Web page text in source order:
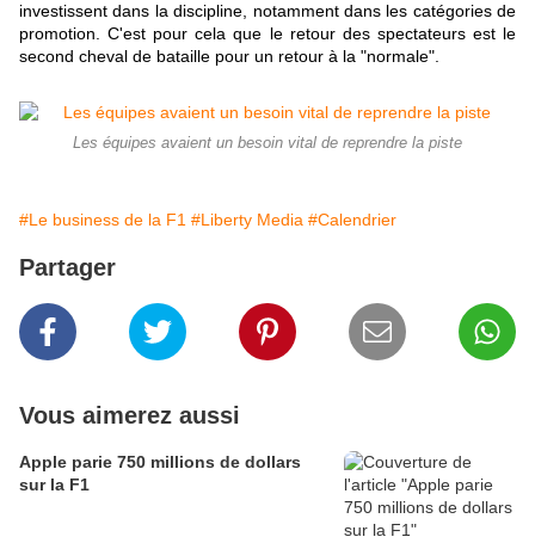
investissent dans la discipline, notamment dans les catégories de
promotion. C'est pour cela que le retour des spectateurs est le
second cheval de bataille pour un retour à la "normale".
Les équipes avaient un besoin vital de reprendre la piste
#Le business de la F1 #Liberty Media #Calendrier
Partager
Vous aimerez aussi
Apple parie 750 millions de dollars
sur la F1